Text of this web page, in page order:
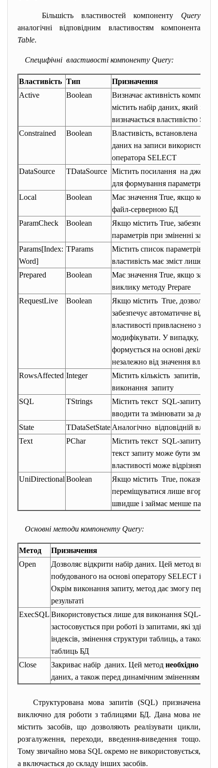
Більшість властивостей компоненту Query
аналогічні відповідним властивостям компонента
Table.
Специфічні властивості компоненту Query:
Властивість Тип
Призначення
Active
Boolean
Визначає активність
містить набір даних, який
визначається властивістю
Constrained
Boolean
Властивість, встановлена в
даних на записи
оператора SELECT
DataSource
TDataSource Містить посилання на
для формування
Local
Boolean
Має значення True, якщо
файл-серверною БД
ParamCheck
Boolean
Якщо містить True,
параметрів при зміненні
Params[Index:
Word]
TParams
Містить список параметрів,
властивість має зміст лише
Prepared
Boolean
Має значення True, якщо
виклику методу Prepare
RequestLive
Boolean
Якщо містить True, дозволяє
забезпечує автоматичне
властивості привласнено
модифікувати. У випадку,
формується на основі
незалежно від значення
RowsAffected Integer
Містить кількість запитів, які
виконання запиту
SQL
TStrings
Містить текст SQL-запиту.
вводити та змінювати за
State
TDataSetState Аналогічно відповідній
Text
PChar
Містить текст SQL-запиту,
текст запиту може бути
властивості може відрізнятися
UniDirectional Boolean
Якщо містить True, показник
переміщуватися лише вгору.
швидше і займає менше пам’яті
Основні методи компоненту Query:
Метод
Призначення
Open
Дозволяє відкрити набір даних. Цей метод
побудованого на основі оператору SELECT і
Окрім виконання запиту, метод дає змогу
результаті
ExecSQL Використовується лише для виконання SQL-
застосовується при роботі із запитами, які
індексів, змінення структури таблиць, а також
таблиць БД
Close
Закриває набір даних. Цей метод необхідно
даних, а також перед динамічним зміненням
Структурована мова запитів (SQL) призначена
виключно для роботи з таблицями БД. Дана мова не
містить засобів, що дозволяють реалізувати цикли,
розгалуження, переходи, введення-виведення тощо.
Тому звичайно мова SQL окремо не використовується,
а включається до складу інших засобів.